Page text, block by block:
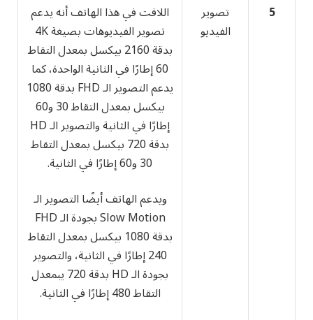
5
تصوير
الفيديو
اللافت في هذا الهاتف أنه يدعم
تصوير الفيديوهات بصيغة 4K
بدقة 2160 بيكسل بمعدل التقاط
60 إطارًا في الثانية الواحدة، كما
يدعم التصوير الـ FHD بدقة 1080
بيكسل بمعدل التقاط 30 و60
إطارًا في الثانية والتصوير الـ HD
بدقة 720 بيكسل بمعدل التقاط
30 و60 إطارًا في الثانية.
ويدعم الهاتف أيضًا التصوير الـ
Slow Motion بجودة الـ FHD
بدقة 1080 بيكسل بمعدل التقاط
240 إطارًا في الثانية، والتصوير
بجودة الـ HD بدقة 720 يبمعدل
التقاط 480 إطارًا في الثانية.